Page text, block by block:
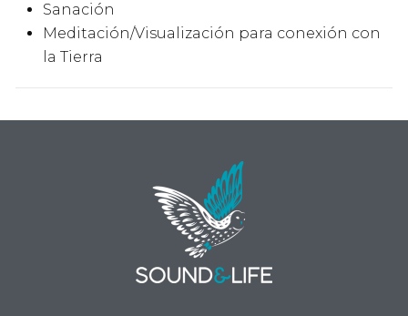
Sanación
Meditación/Visualización para conexión con
la Tierra